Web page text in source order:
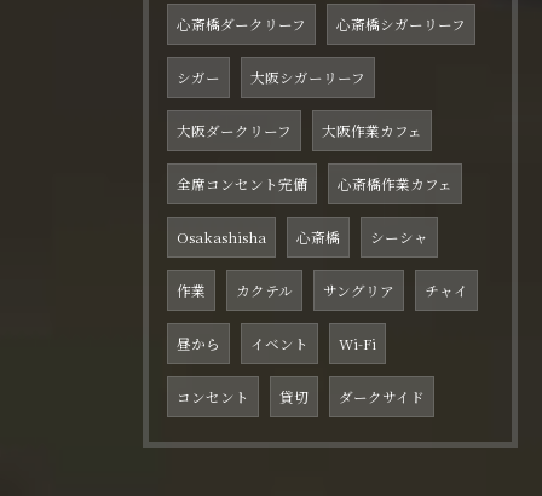
心斎橋ダークリーフ 心斎橋シガーリーフ
シガー 大阪シガーリーフ
大阪ダークリーフ 大阪作業カフェ
全席コンセント完備 心斎橋作業カフェ
Osakashisha 心斎橋 シーシャ
作業 カクテル サングリア チャイ
昼から イベント Wi-Fi
コンセント 貸切 ダークサイド